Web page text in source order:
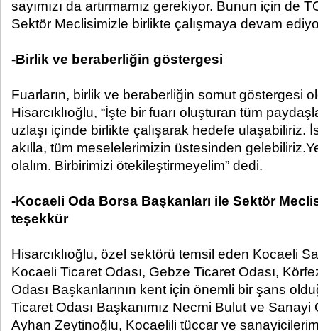
sayımızı da artırmamız gerekiyor. Bunun için de
Sektör Meclisimizle birlikte çalışmaya devam
-Birlik ve beraberliğin göstergesi
Fuarların, birlik ve beraberliğin somut göstergesi
Hisarcıklıoğlu, “İşte bir fuarı oluşturan tüm
uzlaşı içinde birlikte çalışarak hedefe ulaşabiliriz.
akılla, tüm meselelerimizin üstesinden
olalım. Birbirimizi ötekileştirmeyelim” dedi.
-Kocaeli Oda Borsa Başkanları ile Sektör
teşekkür
Hisarcıklıoğlu, özel sektörü temsil eden Kocaeli
Kocaeli Ticaret Odası, Gebze Ticaret Odası,
Odası Başkanlarının kent için önemli bir şans
Ticaret Odası Başkanımız Necmi Bulut ve Sanayi
Ayhan Zeytinoğlu, Kocaelili tüccar ve